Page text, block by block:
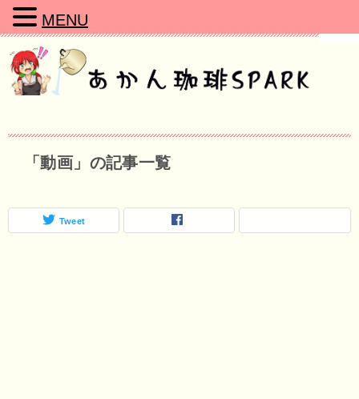
「動画」の記事一覧
Tweet
MENU